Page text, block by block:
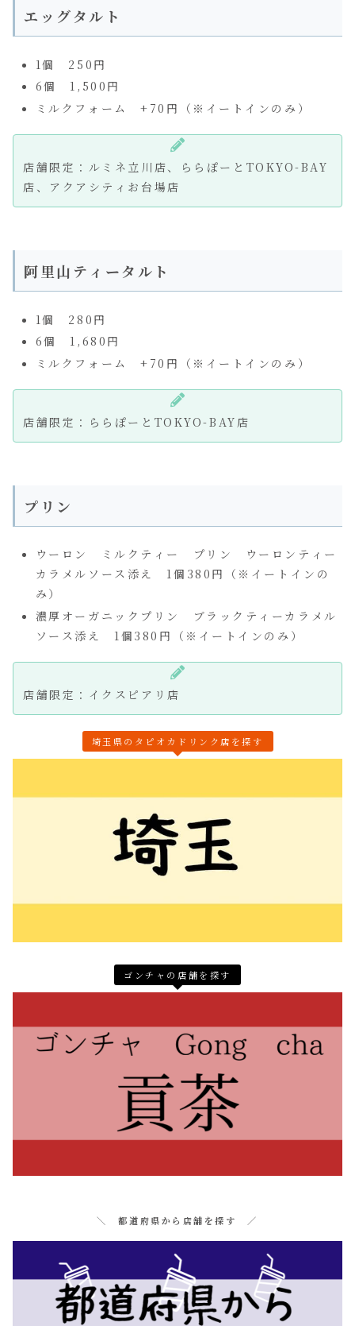
エッグタルト
1個 250円
6個 1,500円
ミルクフォーム +70円（※イートインのみ）
店舗限定：ルミネ立川店、ららぽーとTOKYO-BAY
店、アクアシティお台場店
阿里山ティータルト
1個 280円
6個 1,680円
ミルクフォーム +70円（※イートインのみ）
店舗限定：ららぽーとTOKYO-BAY店
プリン
ウーロン ミルクティー プリン ウーロンティー
カラメルソース添え 1個380円（※イートインの
み）
濃厚オーガニックプリン ブラックティーカラメル
ソース添え 1個380円（※イートインのみ）
店舗限定：イクスピアリ店
埼玉県のタピオカドリンク店を探す
ゴンチャの店舗を探す
＼ 都道府県から店舗を探す ／